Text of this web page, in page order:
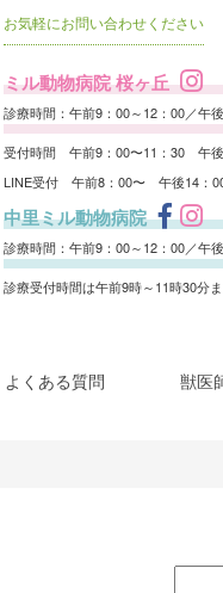
お気軽にお問い合わせください
ミル動物病院 桜ヶ丘
診療時間：午前9：00～12：00／午
受付時間 午前9：00〜11：30 午後
LINE受付 午前8：00〜 午後14：
中里ミル動物病院
診療時間：午前9：00～12：00／午
診療受付時間は午前9時～11時30分
よくある質問 獣医